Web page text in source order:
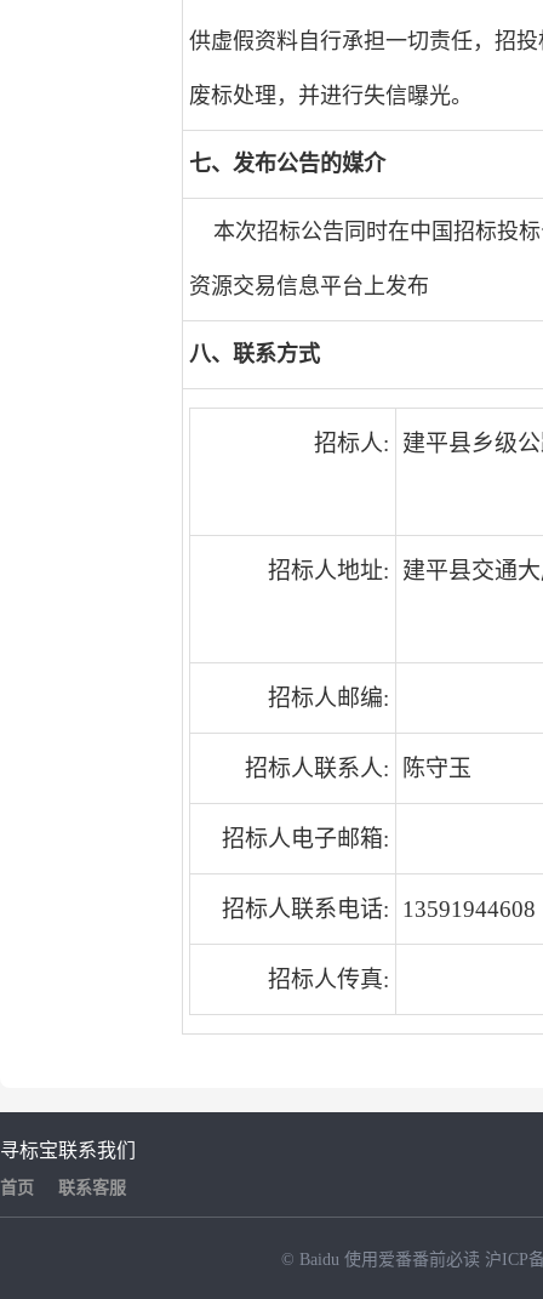
供虚假资料自行承担一切责任，招
废标处理，并进行失信曝光。
七、发布公告的媒介
本次招标公告同时在中国招标投
资源交易信息平台上发布
八、联系方式
招标人: 建平县乡级
招标人地址: 建平县交通
招标人邮编:
招标人联系人: 陈守玉
招标人电子邮箱:
招标人联系电话: 13591944608
招标人传真:
寻标宝
首页
联系我们
联系客服
© Baidu 使用爱番番前必读 沪ICP